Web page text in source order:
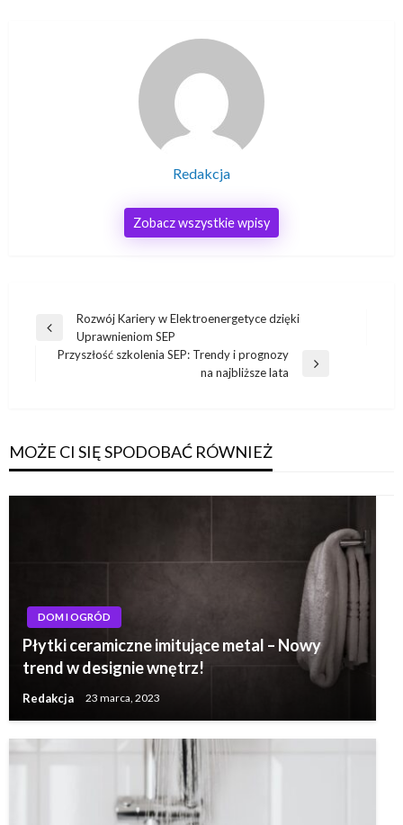
Redakcja
Zobacz wszystkie wpisy
Nawigacja
wpisu
Poprzedni
wpis
Rozwój Kariery w Elektroenergetyce dzięki
Uprawnieniom SEP
Przyszłość szkolenia SEP: Trendy i prognozy
na najbliższe lata
MOŻE CI SIĘ SPODOBAĆ RÓWNIEŻ
DOM I OGRÓD
Płytki ceramiczne imitujące metal – Nowy
trend w designie wnętrz!
Redakcja 23 marca, 2023